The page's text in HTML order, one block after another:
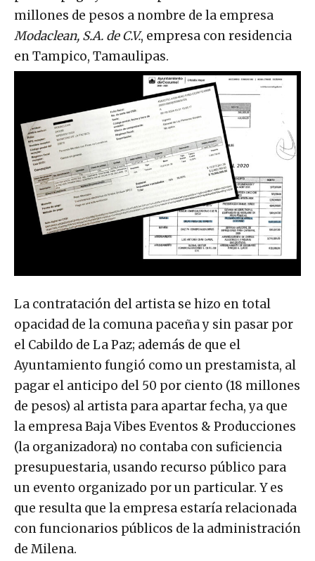
millones de pesos a nombre de la empresa
Modaclean, S.A. de C.V., empresa con residencia
en Tampico, Tamaulipas.
La contratación del artista se hizo en total
opacidad de la comuna paceña y sin pasar por
el Cabildo de La Paz; además de que el
Ayuntamiento fungió como un prestamista, al
pagar el anticipo del 50 por ciento (18 millones
de pesos) al artista para apartar fecha, ya que
la empresa Baja Vibes Eventos & Producciones
(la organizadora) no contaba con suficiencia
presupuestaria, usando recurso público para
un evento organizado por un particular. Y es
que resulta que la empresa estaría relacionada
con funcionarios públicos de la administración
de Milena.